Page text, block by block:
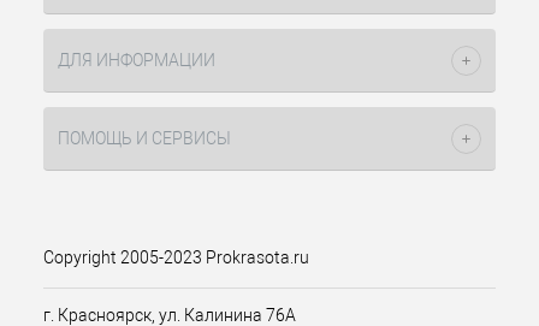
участок кожи, а затем удалить ее
удалить остатки пасты с кожи
влажной салфеткой и нанести на
кожу успокаивающее молочко после
депиляции.
ДЛЯ ИНФОРМАЦИИ
ПОМОЩЬ И СЕРВИСЫ
Copyright 2005-2023 Prokrasota.ru
г. Красноярск, ул. Калинина 76А